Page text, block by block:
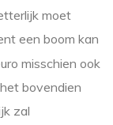
moet
een boom kan
misschien ook
bovendien
zal